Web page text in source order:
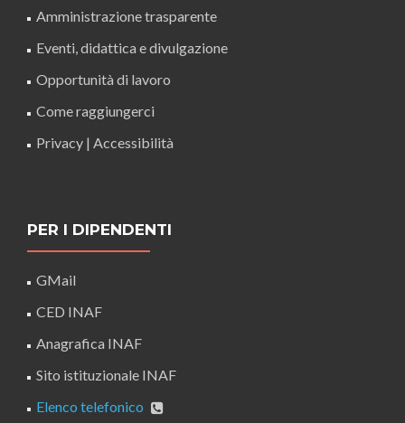
Amministrazione trasparente
Eventi, didattica e divulgazione
Opportunità di lavoro
Come raggiungerci
Privacy | Accessibilità
PER I DIPENDENTI
GMail
CED INAF
Anagrafica INAF
Sito istituzionale INAF
Elenco telefonico